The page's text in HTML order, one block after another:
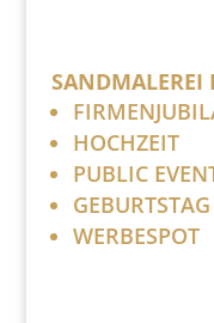
SANDMALEREI
HOCHZEIT
PUBLIC
GEBURTSTAG
WERBESPOT